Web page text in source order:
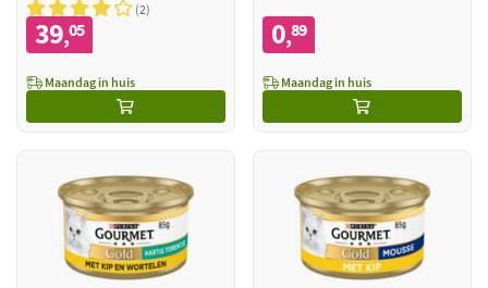
2
39,05
Maandag in huis
0,89
Maandag in huis